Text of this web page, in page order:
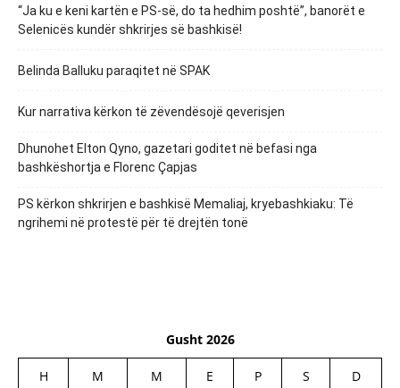
“Ja ku e keni kartën e PS-së, do ta hedhim poshtë”, banorët e
Selenicës kundër shkrirjes së bashkisë!
Belinda Balluku paraqitet në SPAK
Kur narrativa kërkon të zëvendësojë qeverisjen
Dhunohet Elton Qyno, gazetari goditet në befasi nga
bashkëshortja e Florenc Çapjas
PS kërkon shkrirjen e bashkisë Memaliaj, kryebashkiaku: Të
ngrihemi në protestë për të drejtën tonë
Gusht 2026
H M M E P S D